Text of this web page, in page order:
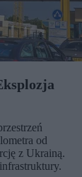
od
z Ukrainą.